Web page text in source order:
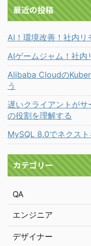
最近の投稿
AI！環境改善！社内リ
AIゲームジャム！社内
Alibaba Cloudの
う
遅いクライアントが
の役割を理解する
MySQL 8.0でネクス
カテゴリー
QA
エンジニア
デザイナー